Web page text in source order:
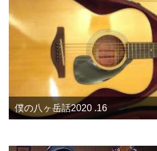
僕の八ヶ岳話2020 .16